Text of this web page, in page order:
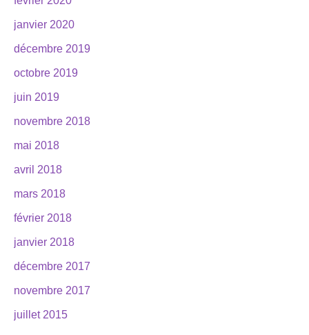
janvier 2020
décembre 2019
octobre 2019
juin 2019
novembre 2018
mai 2018
avril 2018
mars 2018
février 2018
janvier 2018
décembre 2017
novembre 2017
juillet 2015